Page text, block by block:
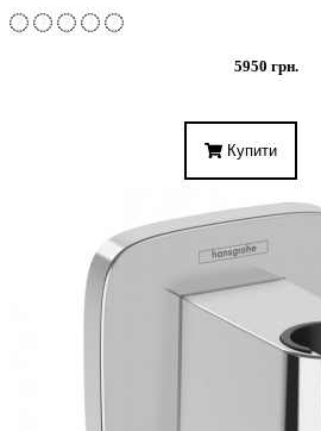
5950 грн.
Купити